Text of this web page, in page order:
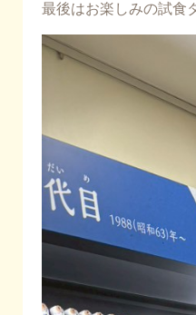
最後はお楽しみの試